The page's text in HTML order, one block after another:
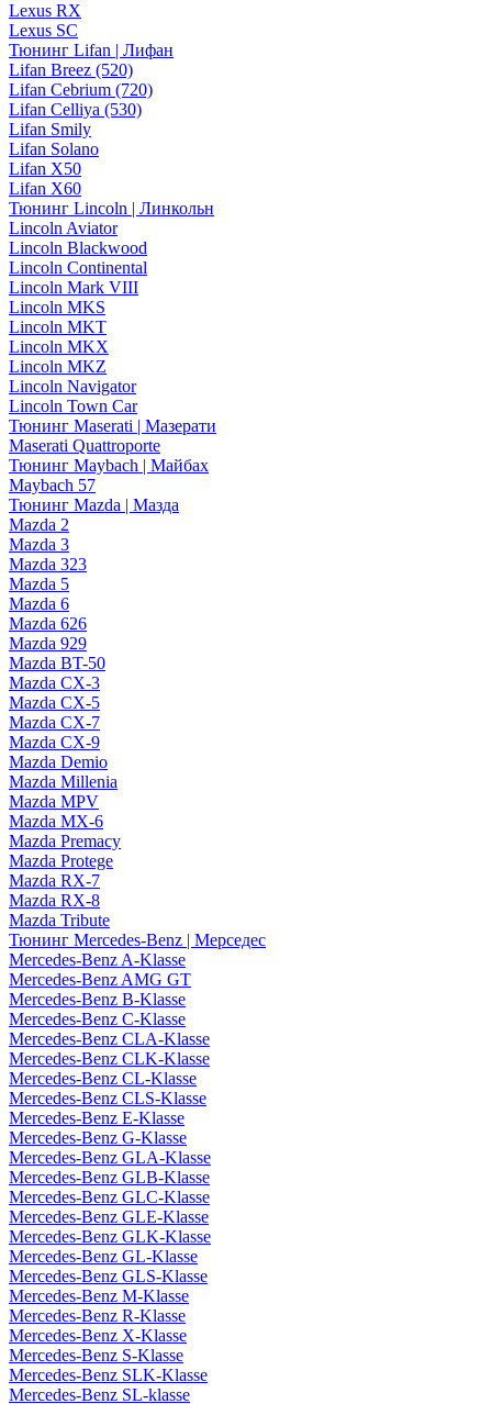
Lexus RX
Lexus SC
Тюнинг Lifan | Лифан
Lifan Breez (520)
Lifan Cebrium (720)
Lifan Celliya (530)
Lifan Smily
Lifan Solano
Lifan X50
Lifan X60
Тюнинг Lincoln | Линкольн
Lincoln Aviator
Lincoln Blackwood
Lincoln Continental
Lincoln Mark VIII
Lincoln MKS
Lincoln MKT
Lincoln MKX
Lincoln MKZ
Lincoln Navigator
Lincoln Town Car
Тюнинг Maserati | Мазерати
Maserati Quattroporte
Тюнинг Maybach | Майбах
Maybach 57
Тюнинг Mazda | Мазда
Mazda 2
Mazda 3
Mazda 323
Mazda 5
Mazda 6
Mazda 626
Mazda 929
Mazda BT-50
Mazda CX-3
Mazda CX-5
Mazda CX-7
Mazda CX-9
Mazda Demio
Mazda Millenia
Mazda MPV
Mazda MX-6
Mazda Premacy
Mazda Protege
Mazda RX-7
Mazda RX-8
Mazda Tribute
Тюнинг Mercedes-Benz | Мерседес
Mercedes-Benz A-Klasse
Mercedes-Benz AMG GT
Mercedes-Benz B-Klasse
Mercedes-Benz C-Klasse
Mercedes-Benz CLA-Klasse
Mercedes-Benz CLK-Klasse
Mercedes-Benz CL-Klasse
Mercedes-Benz CLS-Klasse
Mercedes-Benz E-Klasse
Mercedes-Benz G-Klasse
Mercedes-Benz GLA-Klasse
Mercedes-Benz GLB-Klasse
Mercedes-Benz GLC-Klasse
Mercedes-Benz GLE-Klasse
Mercedes-Benz GLK-Klasse
Mercedes-Benz GL-Klasse
Mercedes-Benz GLS-Klasse
Mercedes-Benz M-Klasse
Mercedes-Benz R-Klasse
Mercedes-Benz X-Klasse
Mercedes-Benz S-Klasse
Mercedes-Benz SLK-Klasse
Mercedes-Benz SL-klasse